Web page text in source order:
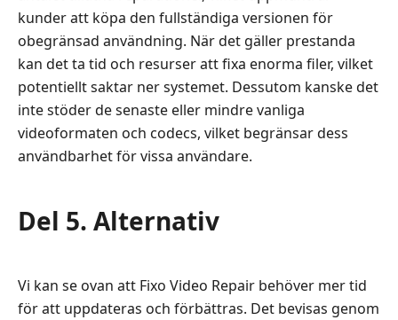
kunder att köpa den fullständiga versionen för
obegränsad användning. När det gäller prestanda
kan det ta tid och resurser att fixa enorma filer, vilket
potentiellt saktar ner systemet. Dessutom kanske det
inte stöder de senaste eller mindre vanliga
videoformaten och codecs, vilket begränsar dess
användbarhet för vissa användare.
Del 5. Alternativ
Vi kan se ovan att Fixo Video Repair behöver mer tid
för att uppdateras och förbättras. Det bevisas genom